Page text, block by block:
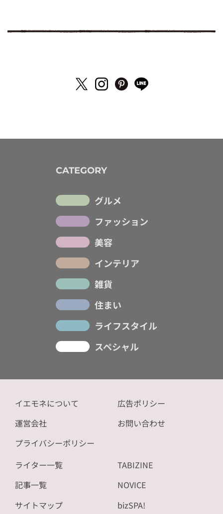
CATEGORY
グルメ
ファッション
美容
インテリア
雑貨
住まい
ライフスタイル
スペシャル
イエモネについて
運営会社
プライバシーポリシー
広告ポリシー
お問い合わせ
ライター一覧
記事一覧
サイトマップ
TABIZINE
NOVICE
bizSPA!